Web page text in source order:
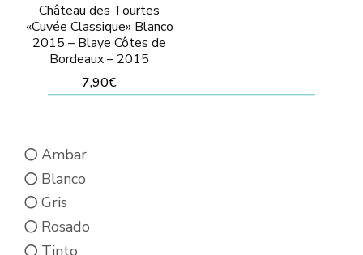
Château des Tourtes
«Cuvée Classique» Blanco
2015 – Blaye Côtes de
Bordeaux – 2015
7,90€
Ambar
Blanco
Gris
Rosado
Tinto